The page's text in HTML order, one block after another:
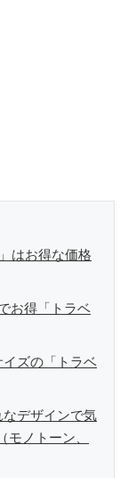
はお得な価格
お得「トラベ
ズの「トラベ
デザインで気
ノトーン、